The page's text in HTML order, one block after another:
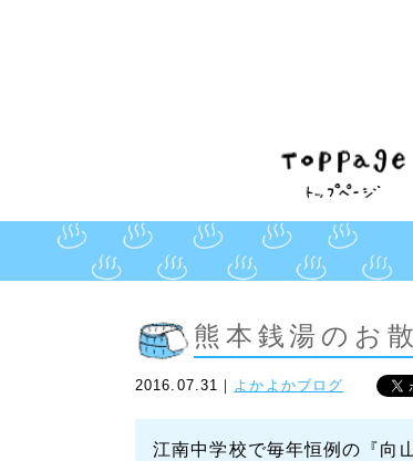
熊本銭湯のお
2016.07.31｜ よかよかブログ
江南中学校で毎年恒例の『向